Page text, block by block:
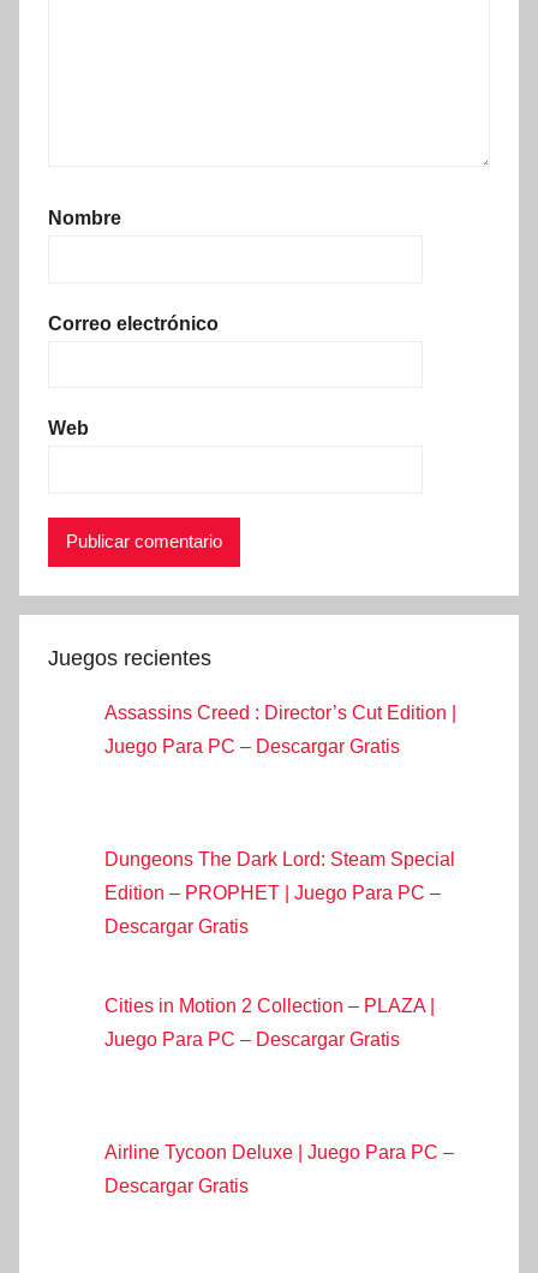
Nombre
Correo electrónico
Web
Juegos recientes
Assassins Creed : Director’s Cut Edition |
Juego Para PC – Descargar Gratis
Dungeons The Dark Lord: Steam Special
Edition – PROPHET | Juego Para PC –
Descargar Gratis
Cities in Motion 2 Collection – PLAZA |
Juego Para PC – Descargar Gratis
Airline Tycoon Deluxe | Juego Para PC –
Descargar Gratis